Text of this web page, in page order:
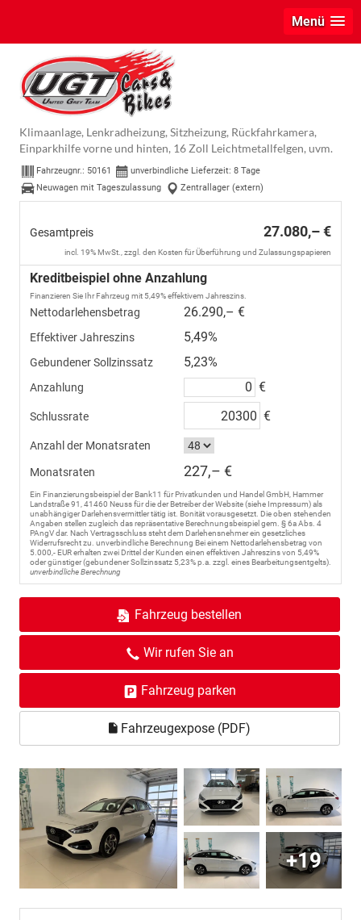
Menü
Hyundai i30GO 1.5 DPI 71 kW (97 PS) Radio, DAB, Android
Auto, Apple CarPlay, Navigationssystem, Bluetooth,
Klimaanlage, Lenkradheizung, Sitzheizung, Rückfahrkamera,
Einparkhilfe vorne und hinten, 16 Zoll Leichtmetallfelgen, uvm.
Fahrzeugnr.: 50161 unverbindliche Lieferzeit: 8 Tage
Neuwagen mit Tageszulassung
Zentrallager (extern)
Gesamtpreis 27.080,– €
incl. 19% MwSt., zzgl. den Kosten für Überführung und Zulassungspapieren
Kreditbeispiel ohne Anzahlung
Finanzieren Sie Ihr Fahrzeug mit 5,49% effektivem Jahreszins.
Nettodarlehensbetrag 26.290,– €
Effektiver Jahreszins 5,49%
Gebundener Sollzinssatz 5,23%
Anzahlung €
Schlussrate €
Anzahl der Monatsraten
Monatsraten 227,– €
Ein Finanzierungsbeispiel der Bank11 für Privatkunden und Handel GmbH, Hammer
Landstraße 91, 41460 Neuss für die der Betreiber der Website (siehe Impressum) als
unabhängiger Darlehensvermittler tätig ist. Bonität vorausgesetzt. Die oben stehenden
Angaben stellen zugleich das repräsentative Berechnungsbeispiel gem. § 6a Abs. 4
PAngV dar. Nach Vertragsschluss steht dem Darlehensnehmer ein gesetzliches
Widerrufsrecht zu. unverbindliche Berechnung Bei einem Nettodarlehensbetrag von
5.000,- EUR erhalten zwei Drittel der Kunden einen effektiven Jahreszins von 5,49%
oder günstiger (gebundener Sollzinssatz 5,23% p.a. zzgl. eines Bearbeitungsentgelts).
unverbindliche Berechnung
Fahrzeug bestellen
Wir rufen Sie an
Fahrzeug parken
Fahrzeugexpose (PDF)
+19